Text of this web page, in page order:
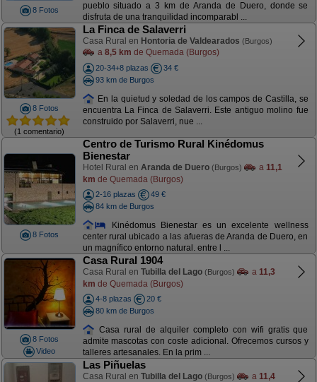
8 Fotos
pueblo situado a 3 km de Aranda de Duero, donde se
disfruta de una tranquilidad incomparabl ...
8 Fotos
(1 comentario)
La Finca de Salaverri
Casa Rural en Hontoria de Valdearados (Burgos)
a 8,5 km de Quemada (Burgos)
20-34+8 plazas
34 €
93 km de Burgos
En la quietud y soledad de los campos de Castilla, se
encuentra La Finca de Salaverri. Este antiguo molino fue
construido por Salaverri, nue ...
8 Fotos
Centro de Turismo Rural Kinédomus
Bienestar
Hotel Rural en Aranda de Duero (Burgos) a 11,1
km de Quemada (Burgos)
2-16 plazas
49 €
84 km de Burgos
Kinédomus Bienestar es un excelente wellness
center rural ubicado a las afueras de Aranda de Duero, en
un magnífico entorno natural. entre l ...
8 Fotos
Video
Casa Rural 1904
Casa Rural en Tubilla del Lago (Burgos) a 11,3
km de Quemada (Burgos)
4-8 plazas
20 €
80 km de Burgos
Casa rural de alquiler completo con wifi gratis que
admite mascotas con coste adicional. Ofrecemos cursos y
talleres artesanales. En la prim ...
Las Piñuelas
Casa Rural en Tubilla del Lago (Burgos) a 11,4